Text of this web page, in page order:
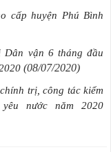
cấp huyện Phú Bình
vận 6 tháng đầu
(08/07/2020)
trị, công tác kiểm
nước năm 2020